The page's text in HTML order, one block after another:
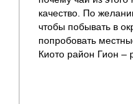
качество. По
чтобы побывать в
попробовать
Киото район Гион –